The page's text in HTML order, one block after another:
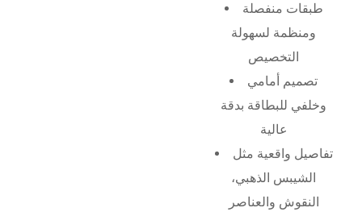
طبقات منفصلة
ومنظمة لسهولة
التخصيص
تصميم أمامي
وخلفي للبطاقة بدقة
عالية
تفاصيل واقعية مثل
الشيبس الذهبي،
النقوش والعناصر